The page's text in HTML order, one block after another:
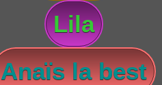
Lila
Anaïs la best